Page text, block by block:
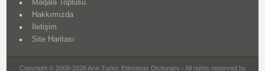
Məqalə Toplusu
Hakkımızda
İletişim
Site Haritası
Copyright © 2008-2026 Arın Turkic Etimology Dictionary - All rights reserved by